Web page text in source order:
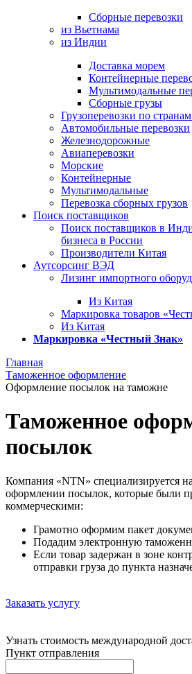
Сборные перевозки
из Вьетнама
из Индии
Доставка морем
Контейнерные
Мультимодальные
Сборные грузы
Грузоперевозки по
Автомобильные перевозки
Железнодорожные
Авиаперевозки
Морские
Контейнерные
Мультимодальные
Перевозка сборных грузов
Поиск поставщиков
Поиск поставщиков в
бизнеса в России
Производители Китая
Аутсорсинг ВЭД
Лизинг импортного
Из Китая
Маркировка товаров
Из Китая
Маркировка «Честный Знак»
Главная
Таможенное оформление
Оформление посылок на таможне
Таможенное
посылок
Компания «NTN» специализируется
оформлении посылок, которые были
коммерческими:
Грамотно оформим пакет
Подадим электронную
Если товар задержан в зоне
отправки груза до пункта
Заказать услугу
Узнать стоимость международной
Пункт отправления